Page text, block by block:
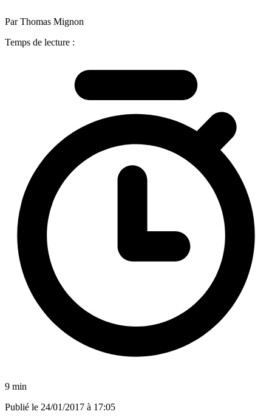
Par Thomas Mignon
Temps de lecture :
9 min
Publié le 24/01/2017 à 17:05